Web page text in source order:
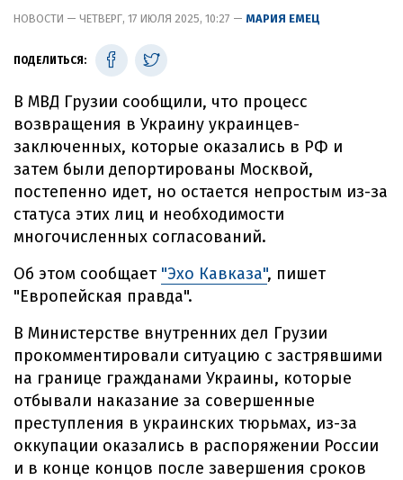
НОВОСТИ — ЧЕТВЕРГ, 17 ИЮЛЯ 2025, 10:27 — МАРИЯ ЕМЕЦ
ПОДЕЛИТЬСЯ:
В МВД Грузии сообщили, что процесс
возвращения в Украину украинцев-
заключенных, которые оказались в РФ и
затем были депортированы Москвой,
постепенно идет, но остается непростым из-за
статуса этих лиц и необходимости
многочисленных согласований.
Об этом сообщает "Эхо Кавказа", пишет
"Европейская правда".
В Министерстве внутренних дел Грузии
прокомментировали ситуацию с застрявшими
на границе гражданами Украины, которые
отбывали наказание за совершенные
преступления в украинских тюрьмах, из-за
оккупации оказались в распоряжении России
и в конце концов после завершения сроков